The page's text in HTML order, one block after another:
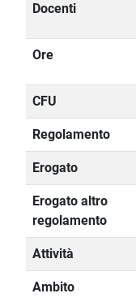
Docenti
Ore
CFU
Regolamento
Erogato
Erogato altro
regolamento
Attività
Ambito